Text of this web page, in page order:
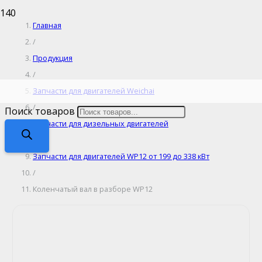
Поиск товаров
Главная
/
Продукция
/
Запчасти для двигателей Weichai
/
Запчасти для дизельных двигателей
Запчасти для двигателей WP12 от 199 до 338 кВт
/
Коленчатый вал в разборе WP12